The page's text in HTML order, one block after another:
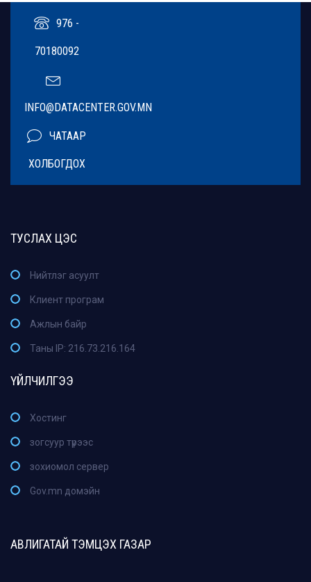
976 -
70180092
INFO@DATACENTER.GOV.MN
ЧАТААР
ХОЛБОГДОХ
ТУСЛАХ ЦЭС
Нийтлэг асуулт
Клиент програм
Ажлын байр
Таны IP: 216.73.216.164
ҮЙЛЧИЛГЭЭ
Хостинг
зогсуур түрээс
зохиомол сервер
Gov.mn домэйн
АВЛИГАТАЙ ТЭМЦЭХ ГАЗАР